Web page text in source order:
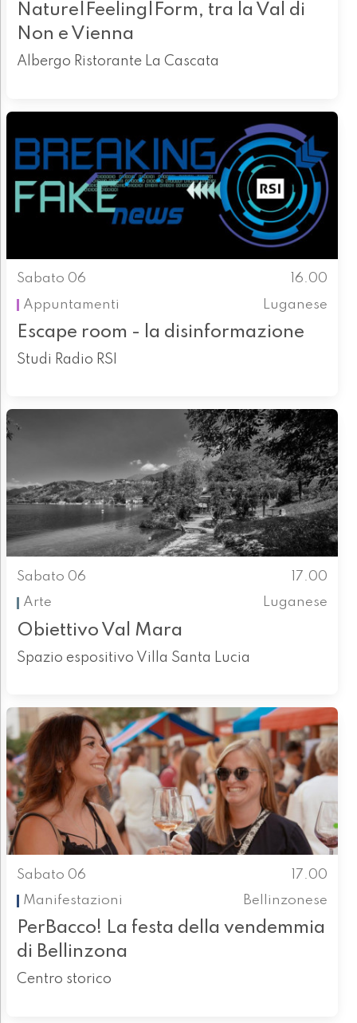
Nature|Feeling|Form, tra la Val di
Non e Vienna
Albergo Ristorante La Cascata
Sabato 06
16.00
Appuntamenti
Luganese
Escape room - la disinformazione
Studi Radio RSI
Sabato 06
17.00
Arte
Luganese
Obiettivo Val Mara
Spazio espositivo Villa Santa Lucia
Sabato 06
17.00
Manifestazioni
Bellinzonese
PerBacco! La festa della vendemmia
di Bellinzona
Centro storico